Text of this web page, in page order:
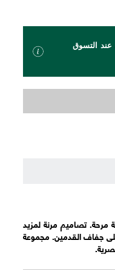
عند التسوق
مرحة. تصاميم مرنة لمزيد
جفاف القدمين. مجموعة